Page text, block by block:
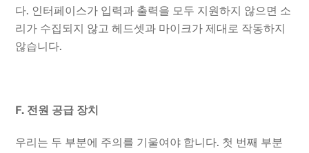
다. 인터페이스가 입력과 출력을 모두 지원하지 않으면 소
리가 수집되지 않고 헤드셋과 마이크가 제대로 작동하지
않습니다.
F. 전원 공급 장치
우리는 두 부분에 주의를 기울여야 합니다. 첫 번째 부분